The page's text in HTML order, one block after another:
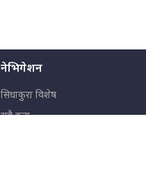
नेभिगेशन
सिधाकुरा विशेष
सबै कुरा